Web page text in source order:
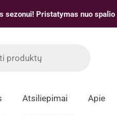
Pristatymas nuo spalio
Atsiliepimai Apie